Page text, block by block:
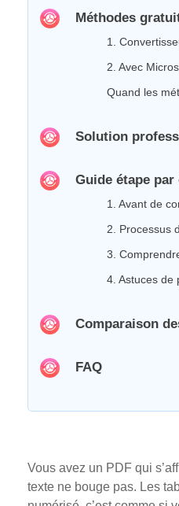
Méthodes
1.
2. Avec
Quand les
Solution
Guide étape
1. Avant de
2. Processus
3.
4. Astuces de
Comparaison
FAQ
Vous avez un PDF qui
texte ne bouge pas. Les